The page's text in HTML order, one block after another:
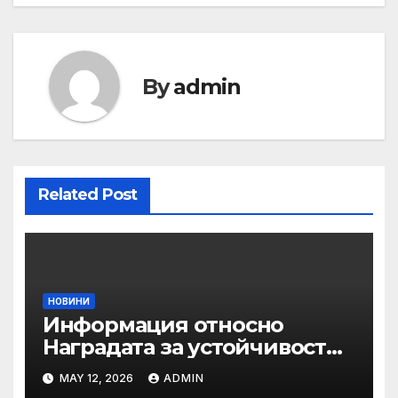
Byadmin
Related Post
НОВИНИ
Информация относно
Наградата за устойчивост
на ОАЕ „Зайед“
MAY 12, 2026 ADMIN